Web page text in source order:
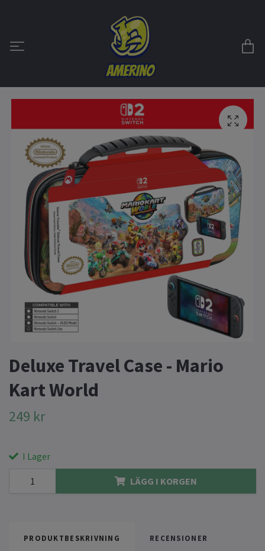
Deluxe Travel Case - Mario
Kart World
249 kr
I Lager
LÄGG I KORGEN
PRODUKTBESKRIVNING RECENSIONER